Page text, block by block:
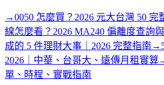
→0050 怎麼買？2026 元大台灣 50 完
線怎麼看？2026 MA240 偏離度查詢
成的 5 件理財大事｜2026 完整指南 →
2026｜中華、台哥大、遠傳月租實算
單、時程、實戰指南